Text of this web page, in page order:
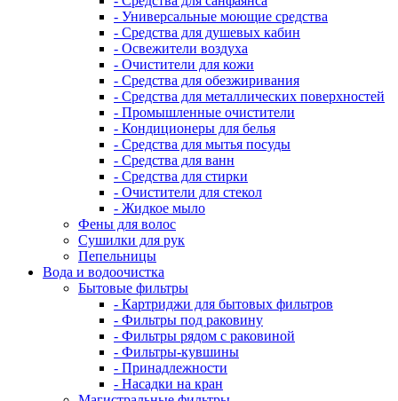
- Универсальные моющие средства
- Средства для душевых кабин
- Освежители воздуха
- Очистители для кожи
- Средства для обезжиривания
- Средства для металлических поверхностей
- Промышленные очистители
- Кондиционеры для белья
- Средства для мытья посуды
- Средства для ванн
- Средства для стирки
- Очистители для стекол
- Жидкое мыло
Фены для волос
Сушилки для рук
Пепельницы
Вода и водоочистка
Бытовые фильтры
- Картриджи для бытовых фильтров
- Фильтры под раковину
- Фильтры рядом с раковиной
- Фильтры-кувшины
- Принадлежности
- Насадки на кран